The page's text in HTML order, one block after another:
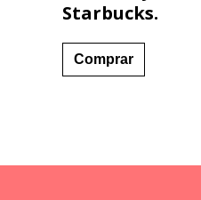
Starbucks.
Comprar